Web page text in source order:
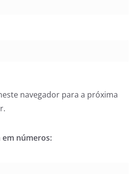
navegador para a próxima
em números: